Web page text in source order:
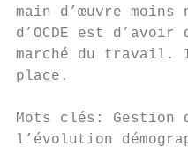
main d’œuvre
d’OCDE est
marché du travail.
place.
Mots clés:
l’évolution